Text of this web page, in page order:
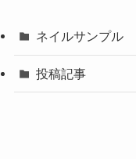
ネイルサンプル
投稿記事